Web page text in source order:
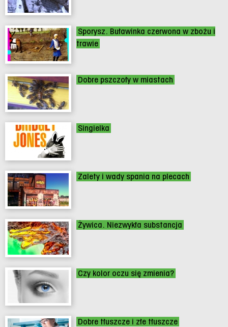
Sporysz. Buławinka czerwona w zbożu i
trawie
Dobre pszczoły w miastach
Singielka
Zalety i wady spania na plecach
Żywica. Niezwykła substancja
Czy kolor oczu się zmienia?
Dobre tłuszcze i złe tłuszcze